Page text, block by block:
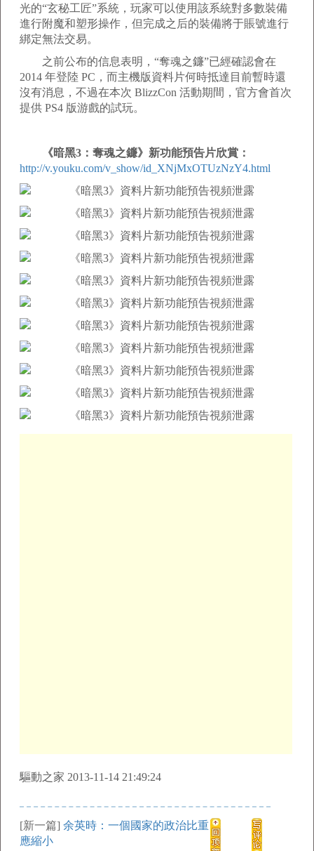
光的“玄秘工匠”系統，玩家可以使用該系統對多數裝備
進行附魔和塑形操作，但完成之后的裝備將于賬號進行
綁定無法交易。
之前公布的信息表明，“奪魂之鐮”已經確認會在
2014 年登陸 PC，而主機版資料片何時抵達目前暫時還
沒有消息，不過在本次 BlizzCon 活動期間，官方會首次
提供 PS4 版游戲的試玩。
《暗黑3：奪魂之鐮》新功能預告片欣賞：
http://v.youku.com/v_show/id_XNjMxOTUzNzY4.html
驅動之家 2013-11-14 21:49:24
[新一篇] 余英時：一個國家的政治比重
應縮小